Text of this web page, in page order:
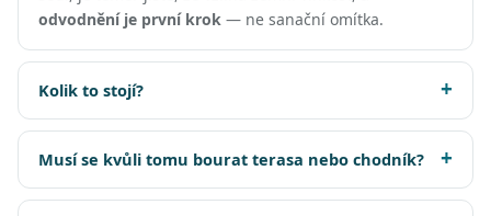
odvodnění je první krok — ne sanační omítka.
Kolik to stojí?
Musí se kvůli tomu bourat terasa nebo chodník?